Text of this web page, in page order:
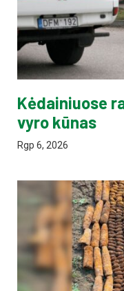
Kėdainiuose
vyro kūnas
Rgp 6, 2026